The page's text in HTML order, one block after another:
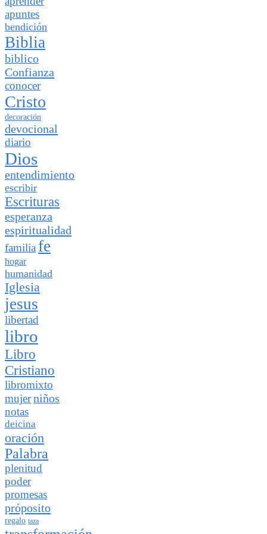
apuntes
bendición
Biblia
biblico
Confianza
conocer
Cristo
decoración
devocional
diario
Dios
entendimiento
escribir
Escrituras
esperanza
espiritualidad
familia fe
hogar
humanidad
Iglesia
jesus
libertad
libro
Libro
Cristiano
libromixto
mujerniños
notas
deicina
oración
Palabra
plenitud
poder
promesas
próposito
regalo taza